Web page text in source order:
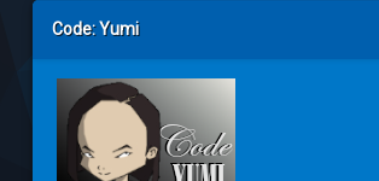
Code: Yumi